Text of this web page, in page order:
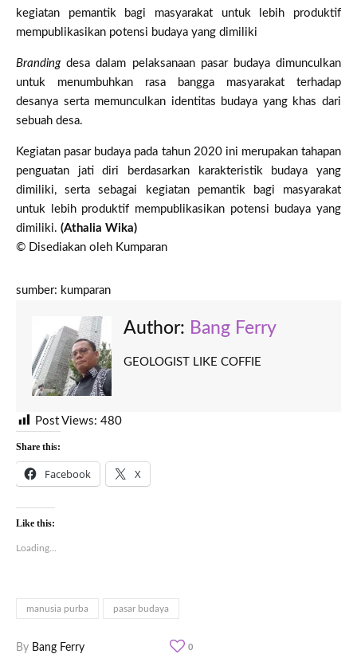
kegiatan pemantik bagi masyarakat untuk lebih produktif
mempublikasikan potensi budaya yang dimiliki
Brandingdesa dalam pelaksanaan pasar budaya dimunculkan
untuk menumbuhkan rasa bangga masyarakat terhadap
desanya serta memunculkan identitas budaya yang khas dari
sebuah desa.
Kegiatan pasar budaya pada tahun 2020 ini merupakan tahapan
penguatan jati diri berdasarkan karakteristik budaya yang
dimiliki, serta sebagai kegiatan pemantik bagi masyarakat
untuk lebih produktif mempublikasikan potensi budaya yang
dimiliki. (Athalia Wika)
© Disediakan oleh Kumparan
sumber: kumparan
Author: Bang Ferry
GEOLOGIST LIKE COFFIE
Post Views: 480
Share this:
Facebook X
Like this:
Loading...
manusia purba pasar budaya
By Bang Ferry 0